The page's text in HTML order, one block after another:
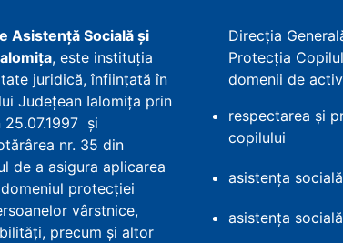
Asistenţă Socială şi
, este instituţia
juridică, înfiinţată în
Județean Ialomița prin
şi
nr. 35 din
de a asigura aplicarea
protecţiei
vârstnice,
precum şi altor
Direcția
Protecția
domenii de
respectarea și
copilului
asistența
asistența